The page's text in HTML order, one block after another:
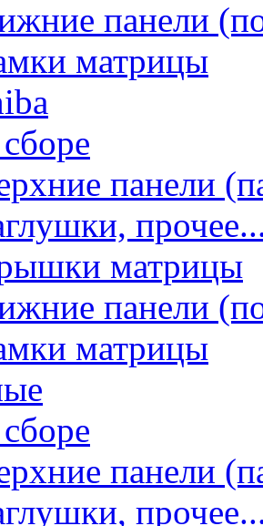
панели
матрицы
панели
матрицы
панели
матрицы
панели